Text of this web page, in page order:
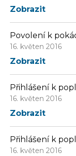
Zobrazit
Povolení k
16. květen 2016
Zobrazit
Přihlášení k
16. květen 2016
Zobrazit
Přihlášení k
16. květen 2016